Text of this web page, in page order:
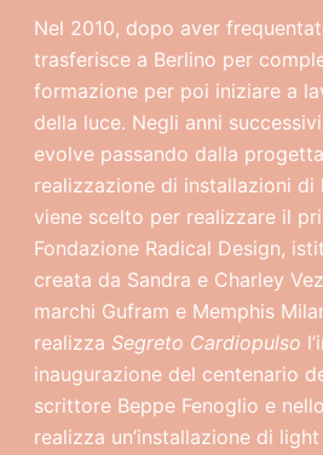
Nel 2010, dopo aver
trasferisce a Berlino per
formazione per poi iniziare a
della luce. Negli anni
evolve passando dalla
realizzazione di installazioni di
viene scelto per realizzare il
Fondazione Radical Design,
creata da Sandra e Charley
marchi Gufram e Memphis
realizza Segreto Cardiopulso
inaugurazione del centenario
scrittore Beppe Fenoglio e
realizza un’installazione di